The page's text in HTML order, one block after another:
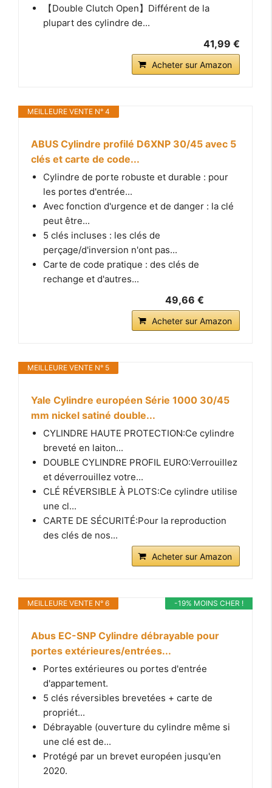
【Double Clutch Open】Différent de la
plupart des cylindre de...
41,99 €
Acheter sur Amazon
MEILLEURE VENTE N° 4
ABUS Cylindre profilé D6XNP 30/45 avec 5
clés et carte de code...
Cylindre de porte robuste et durable : pour
les portes d'entrée...
Avec fonction d'urgence et de danger : la clé
peut être...
5 clés incluses : les clés de
perçage/d'inversion n'ont pas...
Carte de code pratique : des clés de
rechange et d'autres...
49,66 €
Acheter sur Amazon
MEILLEURE VENTE N° 5
Yale Cylindre européen Série 1000 30/45
mm nickel satiné double...
CYLINDRE HAUTE PROTECTION:Ce cylindre
breveté en laiton...
DOUBLE CYLINDRE PROFIL EURO:Verrouillez
et déverrouillez votre...
CLÉ RÉVERSIBLE À PLOTS:Ce cylindre utilise
une cl...
CARTE DE SÉCURITÉ:Pour la reproduction
des clés de nos...
Acheter sur Amazon
-19% MOINS CHER !
MEILLEURE VENTE N° 6
Abus EC-SNP Cylindre débrayable pour
portes extérieures/entrées...
Portes extérieures ou portes d'entrée
d'appartement.
5 clés réversibles brevetées + carte de
propriét...
Débrayable (ouverture du cylindre même si
une clé est de...
Protégé par un brevet européen jusqu'en
2020.